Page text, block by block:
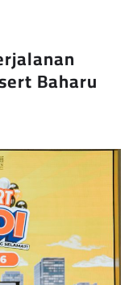
Baharu